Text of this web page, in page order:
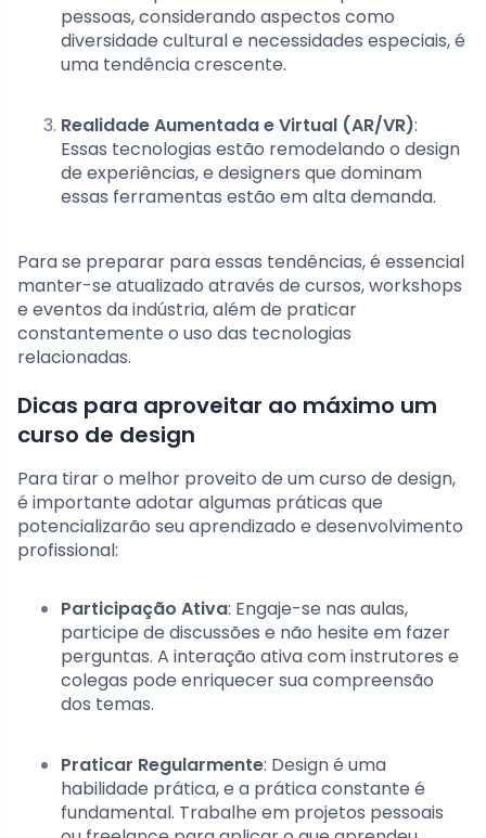
pessoas, considerando aspectos como
diversidade cultural e necessidades especiais, é
uma tendência crescente.
Realidade Aumentada e Virtual (AR/VR):
Essas tecnologias estão remodelando o design
de experiências, e designers que dominam
essas ferramentas estão em alta demanda.
Para se preparar para essas tendências, é essencial
manter-se atualizado através de cursos, workshops
e eventos da indústria, além de praticar
constantemente o uso das tecnologias
relacionadas.
Dicas para aproveitar ao máximo um
curso de design
Para tirar o melhor proveito de um curso de design,
é importante adotar algumas práticas que
potencializarão seu aprendizado e desenvolvimento
profissional:
Participação Ativa: Engaje-se nas aulas,
participe de discussões e não hesite em fazer
perguntas. A interação ativa com instrutores e
colegas pode enriquecer sua compreensão
dos temas.
Praticar Regularmente: Design é uma
habilidade prática, e a prática constante é
fundamental. Trabalhe em projetos pessoais